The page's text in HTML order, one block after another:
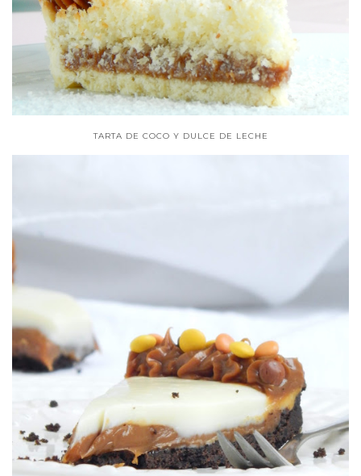
TARTA DE COCO Y DULCE DE LECHE